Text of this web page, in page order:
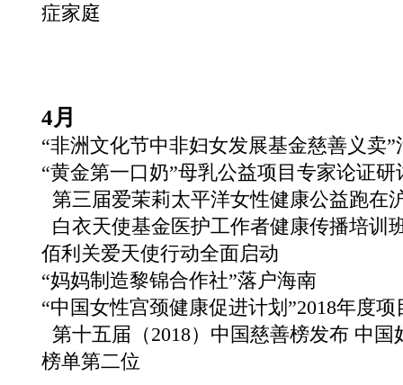
症家庭
4月
“非洲文化节中非妇女发展基金慈善义卖
“黄金第一口奶”母乳公益项目专家论证
第三届爱茉莉太平洋女性健康公益跑在
白衣天使基金医护工作者健康传播培
佰利关爱天使行动全面启动
“妈妈制造黎锦合作社”落户海南
“中国女性宫颈健康促进计划”2018年度
第十五届（2018）中国慈善榜发布 中
榜单第二位